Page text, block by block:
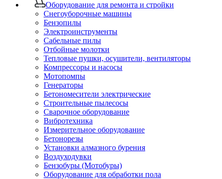
Оборудование для ремонта и стройки
Снегоуборочные машины
Бензопилы
Электроинструменты
Сабельные пилы
Отбойные молотки
Тепловые пушки, осушители, вентиляторы
Компрессоры и насосы
Мотопомпы
Генераторы
Бетономесители электрические
Строительные пылесосы
Сварочное оборудование
Вибротехника
Измерительное оборудование
Бетонорезы
Установки алмазного бурения
Воздуходувки
Бензобуры (Мотобуры)
Оборудование для обработки пола